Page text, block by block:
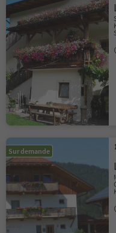
Sur demande